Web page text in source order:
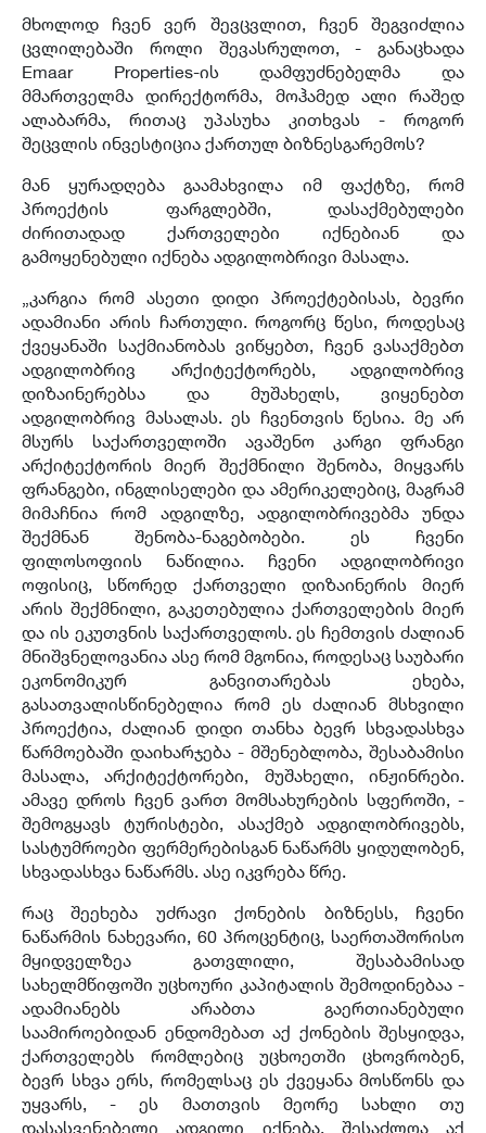
მხოლოდ ჩვენ ვერ შევცვლით, ჩვენ შეგვიძლია
ცვლილებაში როლი შევასრულოთ, - განაცხადა
Emaar Properties-ის დამფუძნებელმა და
მმართველმა დირექტორმა, მოჰამედ ალი რაშედ
ალაბარმა, რითაც უპასუხა კითხვას - როგორ
შეცვლის ინვესტიცია ქართულ ბიზნესგარემოს?
მან ყურადღება გაამახვილა იმ ფაქტზე, რომ
პროექტის ფარგლებში, დასაქმებულები
ძირითადად ქართველები იქნებიან და
გამოყენებული იქნება ადგილობრივი მასალა.
„კარგია რომ ასეთი დიდი პროექტებისას, ბევრი
ადამიანი არის ჩართული. როგორც წესი, როდესაც
ქვეყანაში საქმიანობას ვიწყებთ, ჩვენ ვასაქმებთ
ადგილობრივ არქიტექტორებს, ადგილობრივ
დიზაინერებსა და მუშახელს, ვიყენებთ
ადგილობრივ მასალას. ეს ჩვენთვის წესია. მე არ
მსურს საქართველოში ავაშენო კარგი ფრანგი
არქიტექტორის მიერ შექმნილი შენობა, მიყვარს
ფრანგები, ინგლისელები და ამერიკელებიც, მაგრამ
მიმაჩნია რომ ადგილზე, ადგილობრივებმა უნდა
შექმნან შენობა-ნაგებობები. ეს ჩვენი
ფილოსოფიის ნაწილია. ჩვენი ადგილობრივი
ოფისიც, სწორედ ქართველი დიზაინერის მიერ
არის შექმნილი, გაკეთებულია ქართველების მიერ
და ის ეკუთვნის საქართველოს. ეს ჩემთვის ძალიან
მნიშვნელოვანია ასე რომ მგონია, როდესაც საუბარი
ეკონომიკურ განვითარებას ეხება,
გასათვალისწინებელია რომ ეს ძალიან მსხვილი
პროექტია, ძალიან დიდი თანხა ბევრ სხვადასხვა
წარმოებაში დაიხარჯება - მშენებლობა, შესაბამისი
მასალა, არქიტექტორები, მუშახელი, ინჟინრები.
ამავე დროს ჩვენ ვართ მომსახურების სფეროში, -
შემოგყავს ტურისტები, ასაქმებ ადგილობრივებს,
სასტუმროები ფერმერებისგან ნაწარმს ყიდულობენ,
სხვადასხვა ნაწარმს. ასე იკვრება წრე.
რაც შეეხება უძრავი ქონების ბიზნესს, ჩვენი
ნაწარმის ნახევარი, 60 პროცენტიც, საერთაშორისო
მყიდველზეა გათვლილი, შესაბამისად
სახელმწიფოში უცხოური კაპიტალის შემოდინებაა -
ადამიანებს არაბთა გაერთიანებული
საამიროებიდან ენდომებათ აქ ქონების შესყიდვა,
ქართველებს რომლებიც უცხოეთში ცხოვრობენ,
ბევრ სხვა ერს, რომელსაც ეს ქვეყანა მოსწონს და
უყვარს, - ეს მათთვის მეორე სახლი თუ
დასასვენებელი ადგილი იქნება. შესაძლოა აქ